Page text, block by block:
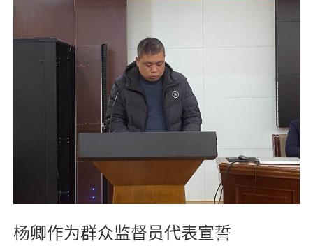
杨卿作为群众监督员代表宣誓